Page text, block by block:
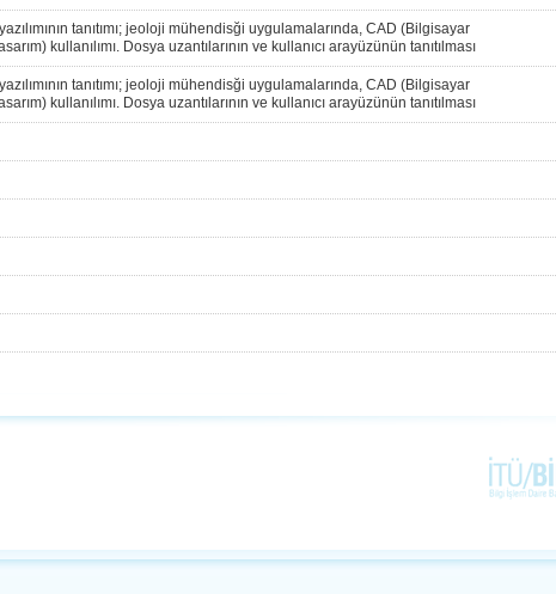
tanıtımı; jeoloji mühendisği uygulamalarında, CAD (Bilgisayar
kullanılımı. Dosya uzantılarının ve kullanıcı arayüzünün tanıtılması
tanıtımı; jeoloji mühendisği uygulamalarında, CAD (Bilgisayar
kullanılımı. Dosya uzantılarının ve kullanıcı arayüzünün tanıtılması